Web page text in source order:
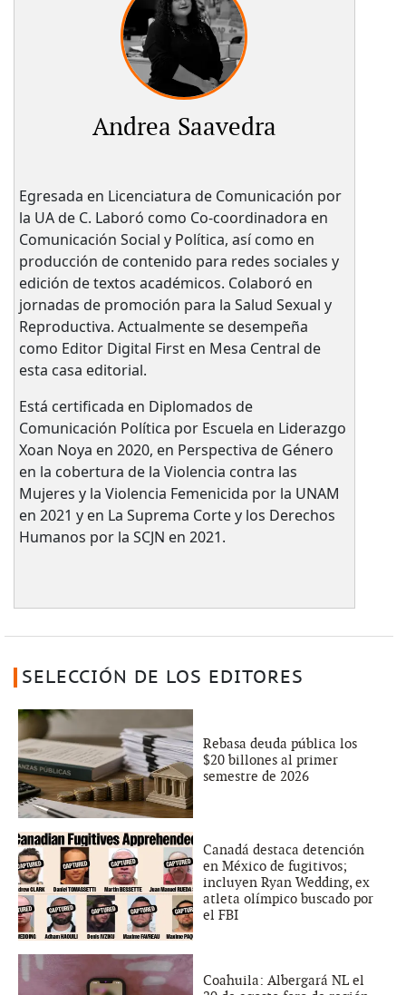
Andrea Saavedra
Egresada en Licenciatura de Comunicación por
la UA de C. Laboró como Co-coordinadora en
Comunicación Social y Política, así como en
producción de contenido para redes sociales y
edición de textos académicos. Colaboró en
jornadas de promoción para la Salud Sexual y
Reproductiva. Actualmente se desempeña
como Editor Digital First en Mesa Central de
esta casa editorial.
Está certificada en Diplomados de
Comunicación Política por Escuela en Liderazgo
Xoan Noya en 2020, en Perspectiva de Género
en la cobertura de la Violencia contra las
Mujeres y la Violencia Femenicida por la UNAM
en 2021 y en La Suprema Corte y los Derechos
Humanos por la SCJN en 2021.
SELECCIÓN DE LOS EDITORES
Rebasa deuda pública los
$20 billones al primer
semestre de 2026
Canadá destaca detención
en México de fugitivos;
incluyen Ryan Wedding, ex
atleta olímpico buscado por
el FBI
Coahuila: Albergará NL el